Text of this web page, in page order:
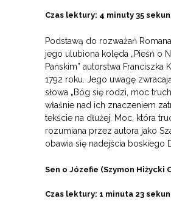
Czas lektury: 4 minuty 35
Podstawą do rozważań
jego ulubiona kolęda „Pieśń o
Pańskim” autorstwa Franciszka
1792 roku. Jego uwagę
słowa „Bóg się rodzi, moc
właśnie nad ich znaczeniem
tekście na dłużej. Moc, która
rozumiana przez autora jako
obawia się nadejścia boskiego
Sen o Józefie (Szymon Hiżycki
Czas lektury: 1 minuta 23